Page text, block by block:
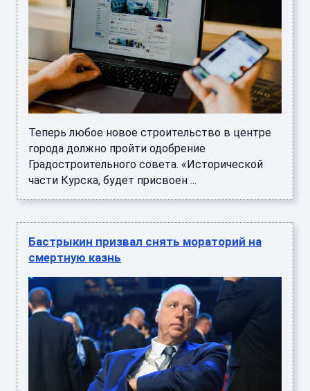
Теперь любое новое строительство в центре
города должно пройти одобрение
Градостроительного совета. «Исторической
части Курска, будет присвоен ...
Бастрыкин призвал снять мораторий на
смертную казнь